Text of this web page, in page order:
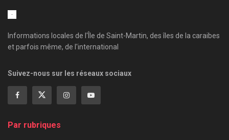
Informations locales de l'Île de Saint-Martin, des îles de la caraibes
et parfois même, de l'international
Suivez-nous sur les réseaux sociaux
Par rubriques